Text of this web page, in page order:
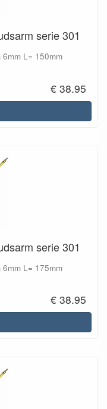
serie 301
L= 150mm
€ 38.95
serie 301
L= 175mm
€ 38.95